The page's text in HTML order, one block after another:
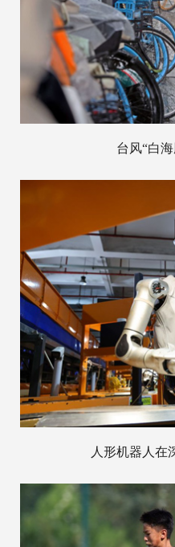
台风“白
人形机器人在